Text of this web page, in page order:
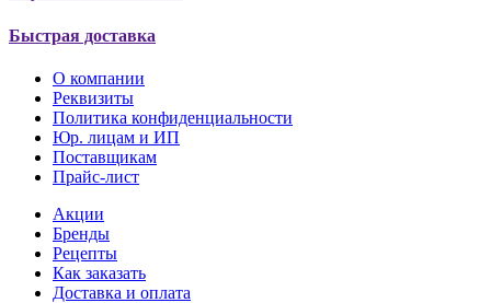
Быстрая доставка
О компании
Реквизиты
Политика конфиденциальности
Юр. лицам и ИП
Поставщикам
Прайс-лист
Акции
Бренды
Рецепты
Как заказать
Доставка и оплата